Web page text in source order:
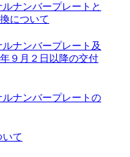
ナンバープレートと
について
ナンバープレート及
９月２日以降の交付
ナンバープレートの
て